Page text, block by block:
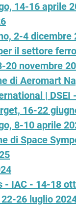
14-16 aprile
2-4 dicembre
il settore
20 novembre
di Aeromart
|
16-22
8-10 aprile
di Space
- IAC - 14-18
26 luglio